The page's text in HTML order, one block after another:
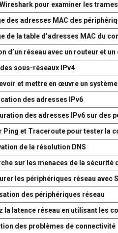
pour examiner les
des adresses MAC des
de la table d’adresses MAC du
d’un réseau avec un routeur et
sous-réseaux IPv4
et mettre en œuvre un système
des adresses IPv6
des adresses IPv6 sur des
Ping et Traceroute pour tester la
de la résolution DNS
sur les menaces de la sécurité
les périphériques réseau avec
des périphériques réseau
la latence réseau en utilisant les
des problèmes de connectivité